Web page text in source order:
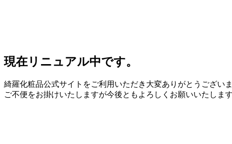
現在リニュアル中です。
綺羅化粧品公式サイトをご利用いただき大変ありがとうござい
ご不便をお掛けいたしますが今後ともよろしくお願いいたします